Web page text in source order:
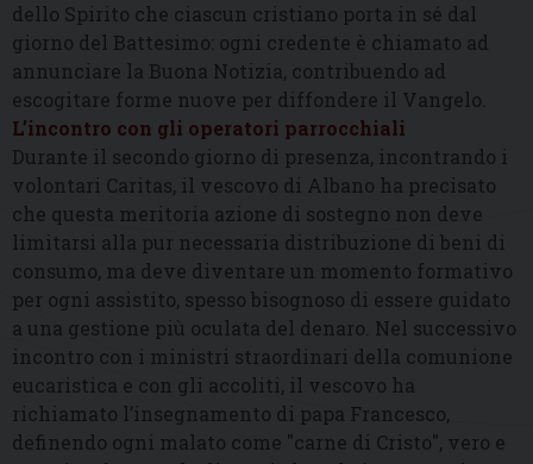
dello Spirito che ciascun cristiano porta in sé dal
giorno del Battesimo: ogni credente è chiamato ad
annunciare la Buona Notizia, contribuendo ad
escogitare forme nuove per diffondere il Vangelo.
L’incontro con gli operatori parrocchiali
Durante il secondo giorno di presenza, incontrando i
volontari Caritas, il vescovo di Albano ha precisato
che questa meritoria azione di sostegno non deve
limitarsi alla pur necessaria distribuzione di beni di
consumo, ma deve diventare un momento formativo
per ogni assistito, spesso bisognoso di essere guidato
a una gestione più oculata del denaro. Nel successivo
incontro con i ministri straordinari della comunione
eucaristica e con gli accoliti, il vescovo ha
richiamato l’insegnamento di papa Francesco,
definendo ogni malato come "carne di Cristo", vero e